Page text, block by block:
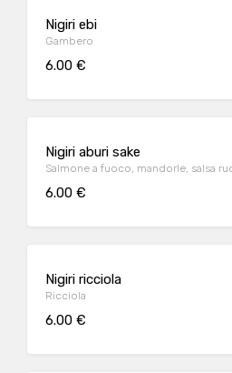
Nigiri ebi
Gambero
6.00 €
Nigiri aburi sake
Salmone a fuoco, mandorle, salsa
6.00 €
Nigiri ricciola
Ricciola
6.00 €